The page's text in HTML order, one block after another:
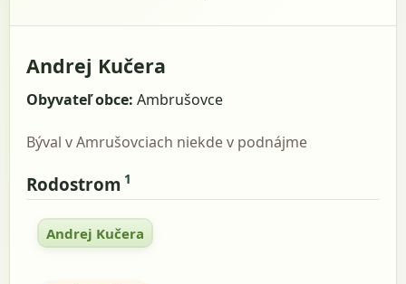
Andrej Kučera
Obyvateľ obce: Ambrušovce
Býval v Amrušovciach niekde v podnájme
Rodostrom 1
Andrej Kučera